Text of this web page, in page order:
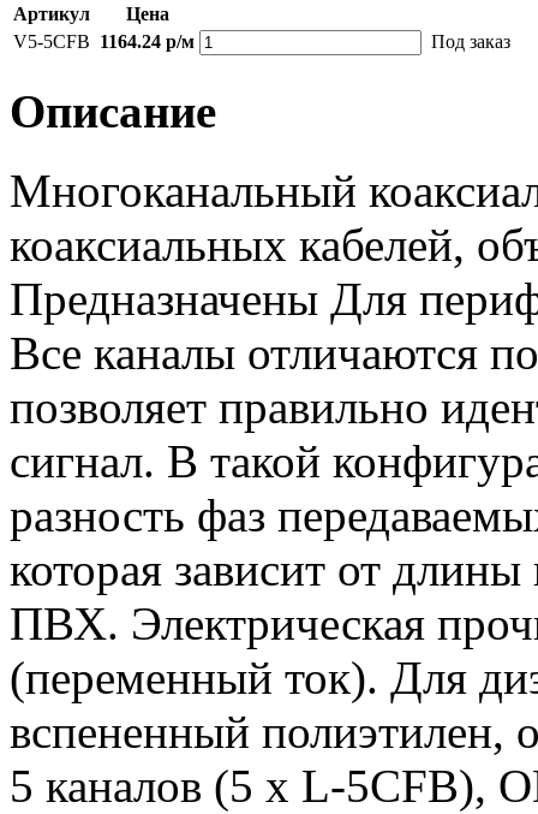
Артикул
Цена
V5-5CFB 1164.24 р/м Под заказ
Описание
Многоканальный
коаксиальных кабелей,
Предназначены Для
Все каналы отличаются
позволяет правильно
сигнал. В такой
разность фаз
которая зависит от
ПВХ. Электрическая
(переменный ток). Для
вспененный полиэтилен,
5 каналов (5 х L-5CFB),